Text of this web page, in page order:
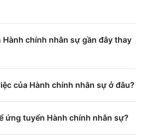
Hành chính nhân sự gần đây thay
của Hành chính nhân sự ở đâu?
ứng tuyển Hành chính nhân sự?